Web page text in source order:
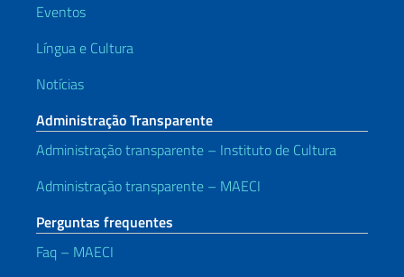
Eventos
Língua e Cultura
Notícias
Administração Transparente
Administração transparente – Instituto de Cultura
Administração transparente – MAECI
Perguntas frequentes
Faq – MAECI